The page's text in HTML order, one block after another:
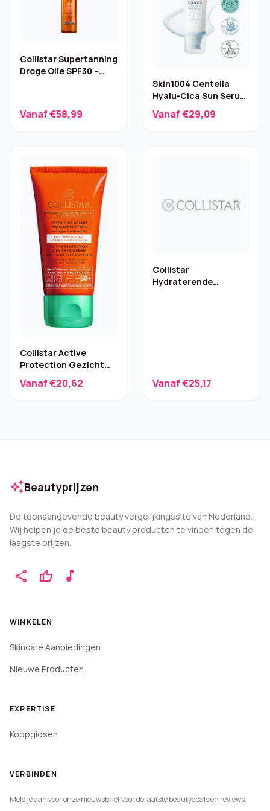
Collistar Supertanning
Droge Olie SPF30 –
Vanaf €58,99
Skin1004 Centella
Hyalu-Cica Sun Serum
SPF50+ 50ml
Vanaf €29,09
Collistar Active
Protection Gezicht
Vanaf €20,62
Collistar
Hydraterende
Vanaf €25,17
auto_awesomeBeautyprijzen
De toonaangevende beauty vergelijkingssite van Nederland.
Wij helpen je de beste beauty producten te vinden tegen de
laagste prijzen.
share thumb_up music_note
WINKELEN
Skincare Aanbiedingen
Nieuwe Producten
EXPERTISE
Koopgidsen
VERBINDEN
Meld je aan voor onze nieuwsbrief voor de laatste beautydeals en reviews.